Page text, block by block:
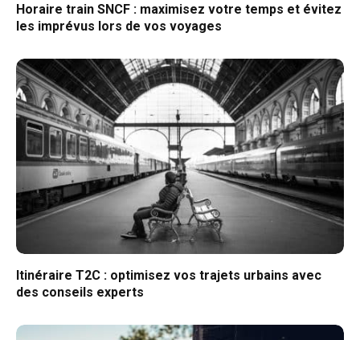
Horaire train SNCF : maximisez votre temps et évitez
les imprévus lors de vos voyages
Itinéraire T2C : optimisez vos trajets urbains avec
des conseils experts